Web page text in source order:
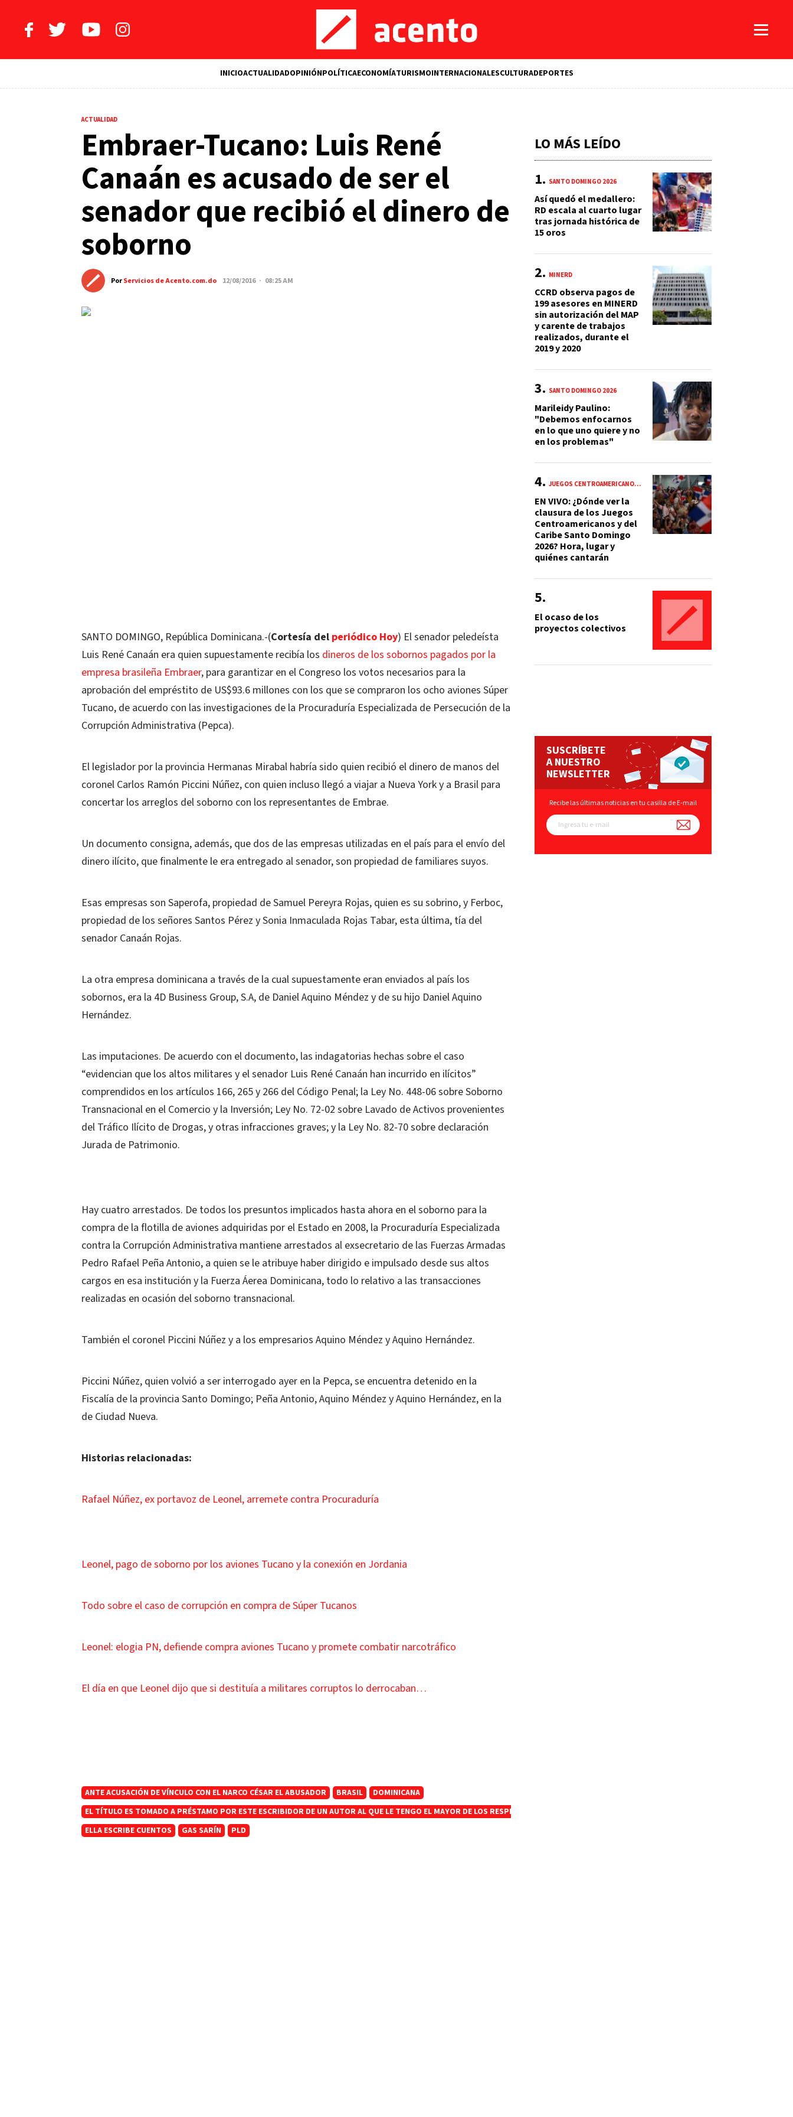
INICIOACTUALIDADOPINIÓNPOLÍTICAECONOMÍATURISMOINTERNACIONALESCULTURADEPORTES
ACTUALIDAD
Embraer-Tucano: Luis René
Canaán es acusado de ser el
senador que recibió el dinero de
soborno
PorServicios de Acento.com.do 12/08/2016 · 08:25 AM
SANTO DOMINGO, República Dominicana.-(Cortesía del periódico Hoy) El senador peledeísta
Luis René Canaán era quien supuestamente recibía los dineros de los sobornos pagados por la
empresa brasileña Embraer, para garantizar en el Congreso los votos necesarios para la
aprobación del empréstito de US$93.6 millones con los que se compraron los ocho aviones Súper
Tucano, de acuerdo con las investigaciones de la Procuraduría Especializada de Persecución de la
Corrupción Administrativa (Pepca).
El legislador por la provincia Hermanas Mirabal habría sido quien recibió el dinero de manos del
coronel Carlos Ramón Piccini Núñez, con quien incluso llegó a viajar a Nueva York y a Brasil para
concertar los arreglos del soborno con los representantes de Embrae.
Un documento consigna, además, que dos de las empresas utilizadas en el país para el envío del
dinero ilícito, que finalmente le era entregado al senador, son propiedad de familiares suyos.
Esas empresas son Saperofa, propiedad de Samuel Pereyra Rojas, quien es su sobrino, y Ferboc,
propiedad de los señores Santos Pérez y Sonia Inmaculada Rojas Tabar, esta última, tía del
senador Canaán Rojas.
La otra empresa dominicana a través de la cual supuestamente eran enviados al país los
sobornos, era la 4D Business Group, S.A, de Daniel Aquino Méndez y de su hijo Daniel Aquino
Hernández.
Las imputaciones. De acuerdo con el documento, las indagatorias hechas sobre el caso
“evidencian que los altos militares y el senador Luis René Canaán han incurrido en ilícitos”
comprendidos en los artículos 166, 265 y 266 del Código Penal; la Ley No. 448-06 sobre Soborno
Transnacional en el Comercio y la Inversión; Ley No. 72-02 sobre Lavado de Activos provenientes
del Tráfico Ilícito de Drogas, y otras infracciones graves; y la Ley No. 82-70 sobre declaración
Jurada de Patrimonio.
Hay cuatro arrestados. De todos los presuntos implicados hasta ahora en el soborno para la
compra de la flotilla de aviones adquiridas por el Estado en 2008, la Procuraduría Especializada
contra la Corrupción Administrativa mantiene arrestados al exsecretario de las Fuerzas Armadas
Pedro Rafael Peña Antonio, a quien se le atribuye haber dirigido e impulsado desde sus altos
cargos en esa institución y la Fuerza Áerea Dominicana, todo lo relativo a las transacciones
realizadas en ocasión del soborno transnacional.
También el coronel Piccini Núñez y a los empresarios Aquino Méndez y Aquino Hernández.
Piccini Núñez, quien volvió a ser interrogado ayer en la Pepca, se encuentra detenido en la
Fiscalía de la provincia Santo Domingo; Peña Antonio, Aquino Méndez y Aquino Hernández, en la
de Ciudad Nueva.
Historias relacionadas:
Rafael Núñez, ex portavoz de Leonel, arremete contra Procuraduría
Leonel, pago de soborno por los aviones Tucano y la conexión en Jordania
Todo sobre el caso de corrupción en compra de Súper Tucanos
Leonel: elogia PN, defiende compra aviones Tucano y promete combatir narcotráfico
El día en que Leonel dijo que si destituía a militares corruptos lo derrocaban…
ANTE ACUSACIÓN DE VÍNCULO CON EL NARCO CÉSAR EL ABUSADOR BRASIL
DOMINICANA
EL TÍTULO ES TOMADO A PRÉSTAMO POR ESTE ESCRIBIDOR DE UN AUTOR AL QUE LE TENGO EL MAYOR DE LOS RESPETOS
ELLA ESCRIBE CUENTOS
GAS SARÍN PLD
LO MÁS LEÍDO
SANTO DOMINGO 2026
Así quedó el medallero:
RD escala al cuarto lugar
tras jornada histórica de
15 oros
MINERD
CCRD observa pagos de
199 asesores en MINERD
sin autorización del MAP
y carente de trabajos
realizados, durante el
2019 y 2020
SANTO DOMINGO 2026
Marileidy Paulino:
"Debemos enfocarnos
en lo que uno quiere y no
en los problemas"
JUEGOS CENTROAMERICANOS Y DEL CARIBE 2026
EN VIVO: ¿Dónde ver la
clausura de los Juegos
Centroamericanos y del
Caribe Santo Domingo
2026? Hora, lugar y
quiénes cantarán
El ocaso de los
proyectos colectivos
SUSCRÍBETE
A NUESTRO
NEWSLETTER
Recibe las últimas noticias en tu casilla de E-mail